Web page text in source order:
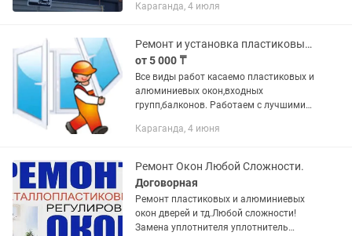
для дома, офиса или бизнеса? Мы
Караганда, 4 июля
Ремонт и установка пластиковых окон и откосов
от 5 000 ₸
Все виды работ касаемо пластиковых и
алюминиевых окон,входных
групп,балконов. Работаем с лучшими
Квалифицированные специалисты с
на...
Караганда, 4 июня
Ремонт Окон Любой Сложности.
Договорная
Ремонт пластиковых и алюминиевых
окон дверей и тд.Любой сложности!
Замена уплотнителя уплотнитель